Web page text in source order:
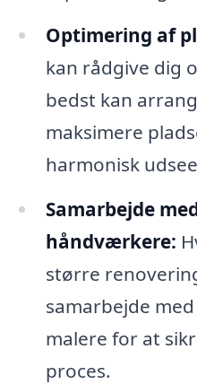
Optimering af
kan rådgive dig
bedst kan
maksimere
harmonisk
Samarbejde
håndværkere:
større
samarbejde
malere for at
proces.